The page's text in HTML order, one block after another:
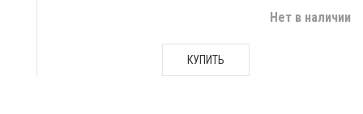
Нет в наличии
КУПИТЬ